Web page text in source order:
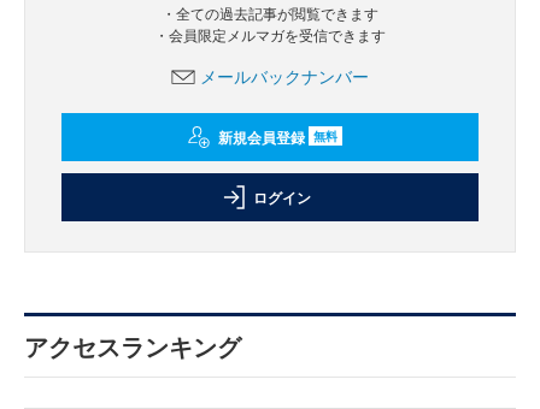
・全ての過去記事が閲覧できます
・会員限定メルマガを受信できます
メールバックナンバー
新規会員登録 無料
ログイン
アクセスランキング